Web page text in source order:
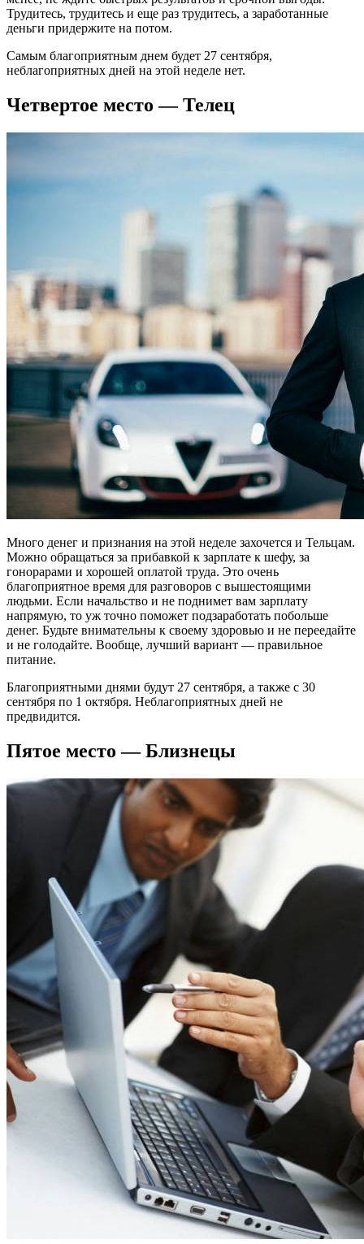
Трудитесь, трудитесь и еще раз трудитесь, а заработанные
деньги придержите на потом.
Самым благоприятным днем будет 27 сентября,
неблагоприятных дней на этой неделе нет.
Четвертое место — Телец
Много денег и признания на этой неделе захочется и Тельцам.
Можно обращаться за прибавкой к зарплате к шефу, за
гонорарами и хорошей оплатой труда. Это очень
благоприятное время для разговоров с вышестоящими
людьми. Если начальство и не поднимет вам зарплату
напрямую, то уж точно поможет подзаработать побольше
денег. Будьте внимательны к своему здоровью и не переедайте
и не голодайте. Вообще, лучший вариант — правильное
питание.
Благоприятными днями будут 27 сентября, а также с 30
сентября по 1 октября. Неблагоприятных дней не
предвидится.
Пятое место — Близнецы